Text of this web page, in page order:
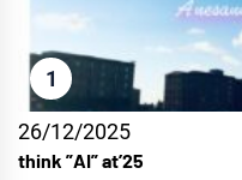
1
26/12/2025
think ”AI” at’25